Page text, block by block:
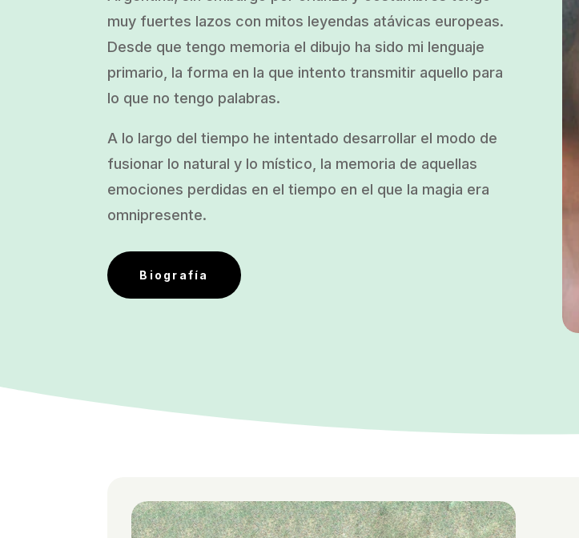
muy fuertes lazos con mitos leyendas atávicas europeas.
Desde que tengo memoria el dibujo ha sido mi lenguaje
primario, la forma en la que intento transmitir aquello para
lo que no tengo palabras.
A lo largo del tiempo he intentado desarrollar el modo de
fusionar lo natural y lo místico, la memoria de aquellas
emociones perdidas en el tiempo en el que la magia era
omnipresente.
Biografía